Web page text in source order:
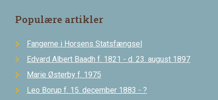
Populære artikler
Fangerne i Horsens Statsfængsel
Edvard Albert Baadh f. 1821 - d. 23. august 1897
Marie Østerby f. 1975
Leo Borup f. 15. december 1883 - ?